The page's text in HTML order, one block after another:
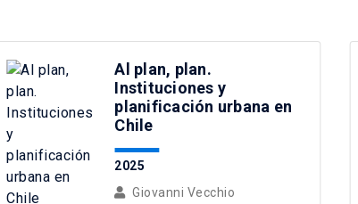
Al plan, plan.
Instituciones y
planificación urbana en
Chile
2025
Giovanni Vecchio